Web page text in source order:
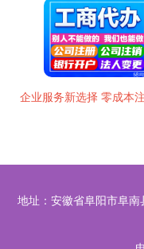
地址：安徽省阜阳市阜